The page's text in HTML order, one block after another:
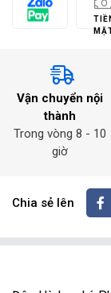
Vận chuyển nội
thành
Trong vòng 8 - 10
giờ
Chia sẻ lên